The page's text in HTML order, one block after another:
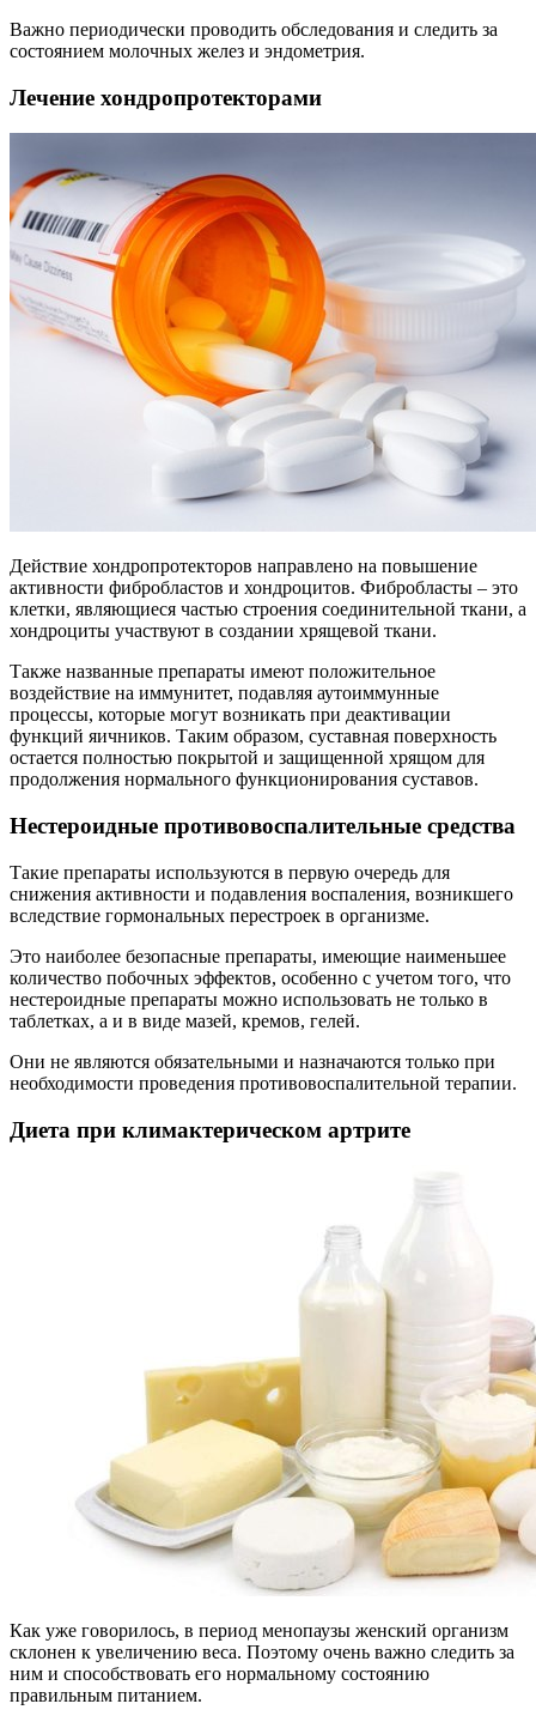
Важно периодически проводить обследования и следить за
состоянием молочных желез и эндометрия.
Лечение хондропротекторами
Действие хондропротекторов направлено на повышение
активности фибробластов и хондроцитов. Фибробласты – это
клетки, являющиеся частью строения соединительной ткани, а
хондроциты участвуют в создании хрящевой ткани.
Также названные препараты имеют положительное
воздействие на иммунитет, подавляя аутоиммунные
процессы, которые могут возникать при деактивации
функций яичников. Таким образом, суставная поверхность
остается полностью покрытой и защищенной хрящом для
продолжения нормального функционирования суставов.
Нестероидные противовоспалительные средства
Такие препараты используются в первую очередь для
снижения активности и подавления воспаления, возникшего
вследствие гормональных перестроек в организме.
Это наиболее безопасные препараты, имеющие наименьшее
количество побочных эффектов, особенно с учетом того, что
нестероидные препараты можно использовать не только в
таблетках, а и в виде мазей, кремов, гелей.
Они не являются обязательными и назначаются только при
необходимости проведения противовоспалительной терапии.
Диета при климактерическом артрите
Как уже говорилось, в период менопаузы женский организм
склонен к увеличению веса. Поэтому очень важно следить за
ним и способствовать его нормальному состоянию
правильным питанием.